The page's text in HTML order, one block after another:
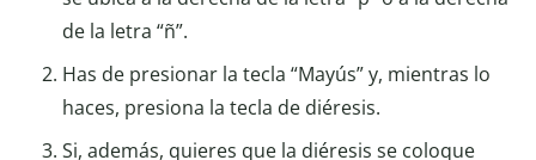
de la letra “ñ”.
Has de presionar la tecla “Mayús” y, mientras lo
haces, presiona la tecla de diéresis.
Si, además, quieres que la diéresis se coloque